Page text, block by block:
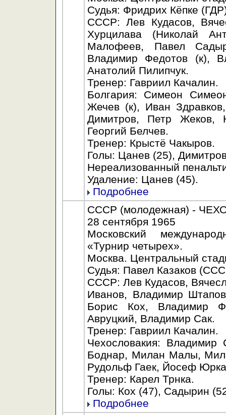
Судья: Фридрих Кёпке
СССР: Лев Кудасов,
Хурцилава (Николай
Малофеев, Павел
Владимир Федотов (к),
Анатолий Пилипчук.
Тренер: Гавриил Качалин.
Болгария: Симеон
Жечев (к), Иван
Димитров, Петр Жеков,
Георгий Белчев.
Тренер: Крыстё Чакыров.
Голы: Цанев (25),
Нереализованный
Удаление: Цанев (45).
Подробнее
СССР (молодежная) -
28 сентября 1965
Московский
«Турнир четырех».
Москва. Центральный
Судья: Павел Казаков
СССР: Лев Кудасов,
Иванов, Владимир
Борис Кох, Владимир
Авруцкий, Владимир Сак.
Тренер: Гавриил Качалин.
Чехословакия:
Боднар, Милан Малы,
Рудольф Гаек, Йосеф
Тренер: Карел Трнка.
Голы: Кох (47), Садырин
Подробнее